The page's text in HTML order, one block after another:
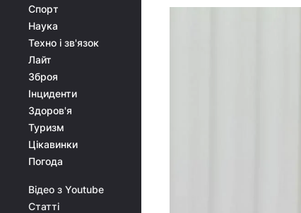
Спорт
Наука
Техно і зв'язок
Лайт
Зброя
Інциденти
Здоров'я
Туризм
Цікавинки
Погода
Відео з Youtube
Статті